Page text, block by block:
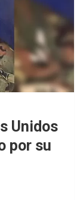
Unidos
por su